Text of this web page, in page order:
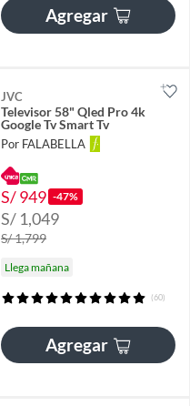
Agregar
JVC
Televisor 58" Qled Pro 4k
Google Tv Smart Tv
Por FALABELLA
S/ 949 -47%
S/ 1,049
S/ 1,799
Llega mañana
(60)
Agregar